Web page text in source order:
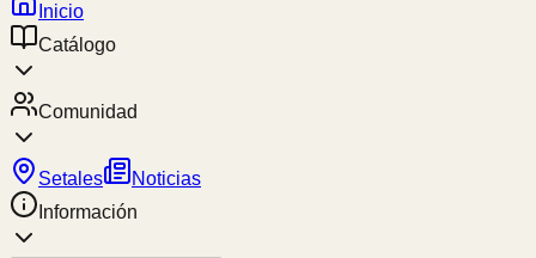
Inicio
Catálogo
Comunidad
Setales
Noticias
Información